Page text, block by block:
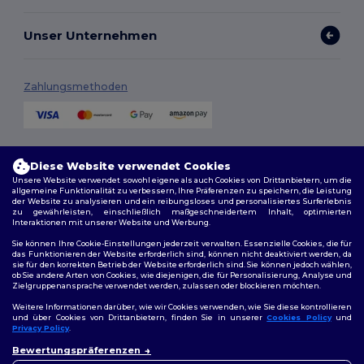
Unser Unternehmen
Zahlungsmethoden
Allgemeine Geschäftsbedingungen
Datenschutzbestimmungen|Cookie-Richtlinie|Site Map
Folge uns
Diese Website verwendet Cookies
Unsere Website verwendet sowohl eigene als auch Cookies von Drittanbietern, um die
allgemeine Funktionalität zu verbessern, Ihre Präferenzen zu speichern, die Leistung
der Website zu analysieren und ein reibungsloses und personalisiertes Surferlebnis
zu gewährleisten, einschließlich maßgeschneidertem Inhalt, optimierten
Interaktionen mit unserer Website und Werbung.
Sie können Ihre Cookie-Einstellungen jederzeit verwalten. Essenzielle Cookies, die für
das Funktionieren der Website erforderlich sind, können nicht deaktiviert werden, da
sie für den korrekten Betrieb der Website erforderlich sind. Sie können jedoch wählen,
ob Sie andere Arten von Cookies, wie diejenigen, die für Personalisierung, Analyse und
Zielgruppenansprache verwendet werden, zulassen oder blockieren möchten.
Weitere Informationen darüber, wie wir Cookies verwenden, wie Sie diese kontrollieren
und über Cookies von Drittanbietern, finden Sie in unsererCookies Policyund
Privacy Policy.
Bewertungspräferenzen